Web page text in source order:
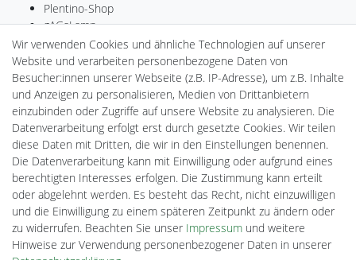
Plentino-Shop
gAGaLamp
Drohnenstore24
MeinUSB
Batteriespeicher
PlentiSolar
Gebrauchtlicht
Ledkauf
DEYESOLAR
Lightech Connect
CardanLight Europe
FORTIMO LEDs
Cardanlight-Shop
Wallbox24
Wir verwenden Cookies und ähnliche Technologien auf unserer
Website und verarbeiten personenbezogene Daten von
Besucher:innen unserer Webseite (z.B. IP-Adresse), um z.B. Inhalte
und Anzeigen zu personalisieren, Medien von Drittanbietern
einzubinden oder Zugriffe auf unsere Website zu analysieren. Die
Datenverarbeitung erfolgt erst durch gesetzte Cookies. Wir teilen
diese Daten mit Dritten, die wir in den Einstellungen benennen.
Die Datenverarbeitung kann mit Einwilligung oder aufgrund eines
berechtigten Interesses erfolgen. Die Zustimmung kann erteilt
oder abgelehnt werden. Es besteht das Recht, nicht einzuwilligen
und die Einwilligung zu einem späteren Zeitpunkt zu ändern oder
zu widerrufen. Beachten Sie unser Impressum und weitere
Hinweise zur Verwendung personenbezogener Daten in unserer